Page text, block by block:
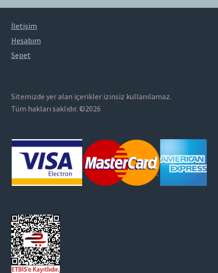
İletişim
Hesabım
Sepet
Sitemizde yer alan içerikler izinsiz kullanılamaz.
Tüm hakları saklıdır. ©2026